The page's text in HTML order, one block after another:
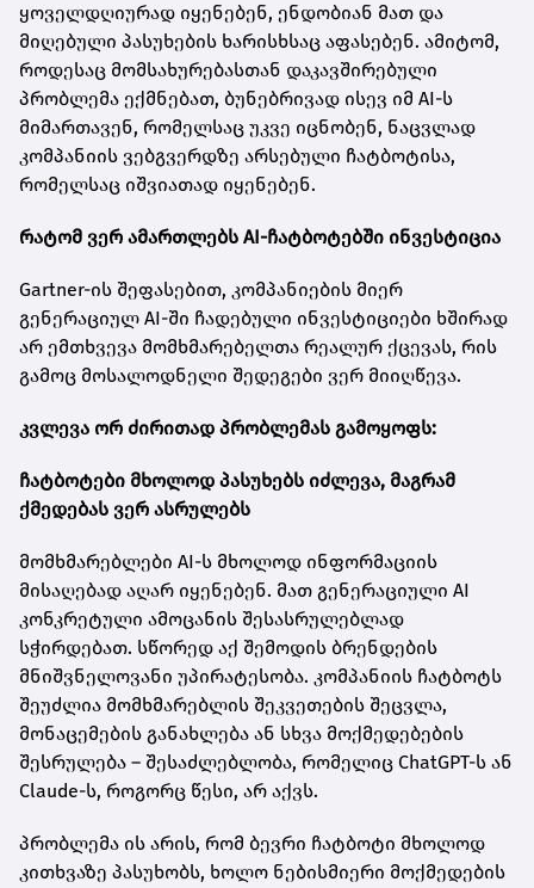
ყოველდღიურად იყენებენ, ენდობიან მათ და
მიღებული პასუხების ხარისხსაც აფასებენ. ამიტომ,
როდესაც მომსახურებასთან დაკავშირებული
პრობლემა ექმნებათ, ბუნებრივად ისევ იმ AI-ს
მიმართავენ, რომელსაც უკვე იცნობენ, ნაცვლად
კომპანიის ვებგვერდზე არსებული ჩატბოტისა,
რომელსაც იშვიათად იყენებენ.
რატომ ვერ ამართლებს AI-ჩატბოტებში ინვესტიცია
Gartner-ის შეფასებით, კომპანიების მიერ
გენერაციულ AI-ში ჩადებული ინვესტიციები ხშირად
არ ემთხვევა მომხმარებელთა რეალურ ქცევას, რის
გამოც მოსალოდნელი შედეგები ვერ მიიღწევა.
კვლევა ორ ძირითად პრობლემას გამოყოფს:
ჩატბოტები მხოლოდ პასუხებს იძლევა, მაგრამ
ქმედებას ვერ ასრულებს
მომხმარებლები AI-ს მხოლოდ ინფორმაციის
მისაღებად აღარ იყენებენ. მათ გენერაციული AI
კონკრეტული ამოცანის შესასრულებლად
სჭირდებათ. სწორედ აქ შემოდის ბრენდების
მნიშვნელოვანი უპირატესობა. კომპანიის ჩატბოტს
შეუძლია მომხმარებლის შეკვეთების შეცვლა,
მონაცემების განახლება ან სხვა მოქმედებების
შესრულება – შესაძლებლობა, რომელიც ChatGPT-ს ან
Claude-ს, როგორც წესი, არ აქვს.
პრობლემა ის არის, რომ ბევრი ჩატბოტი მხოლოდ
კითხვაზე პასუხობს, ხოლო ნებისმიერი მოქმედების